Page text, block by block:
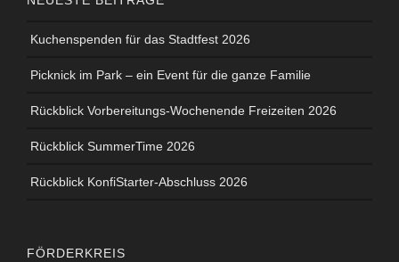
Kuchenspenden für das Stadtfest 2026
Picknick im Park – ein Event für die ganze Familie
Rückblick Vorbereitungs-Wochenende Freizeiten 2026
Rückblick SummerTime 2026
Rückblick KonfiStarter-Abschluss 2026
FÖRDERKREIS